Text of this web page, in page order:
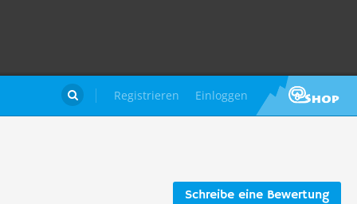
Registrieren Einloggen

Schreibe eine Bewertung